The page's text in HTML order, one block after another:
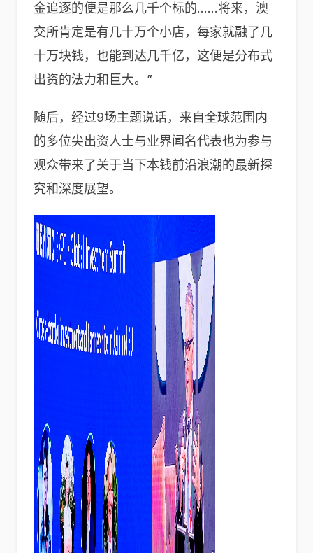
金追逐的便是那么几千个标的……将来，澳
交所肯定是有几十万个小店，每家就融了几
十万块钱，也能到达几千亿，这便是分布式
出资的法力和巨大。”
随后，经过9场主题说话，来自全球范围内
的多位尖出资人士与业界闻名代表也为参与
观众带来了关于当下本钱前沿浪潮的最新探
究和深度展望。